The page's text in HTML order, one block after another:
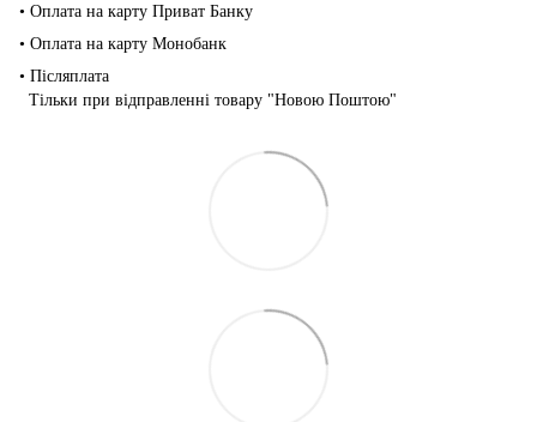
• Оплата на карту Приват Банку
• Оплата на карту Монобанк
• Післяплата
Тільки при відправленні товару "Новою Поштою"